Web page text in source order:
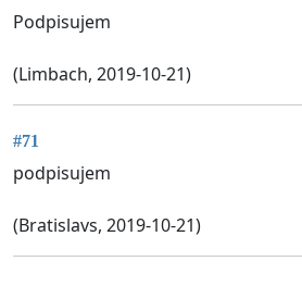
Podpisujem
(Limbach, 2019-10-21)
#71
podpisujem
(Bratislavs, 2019-10-21)